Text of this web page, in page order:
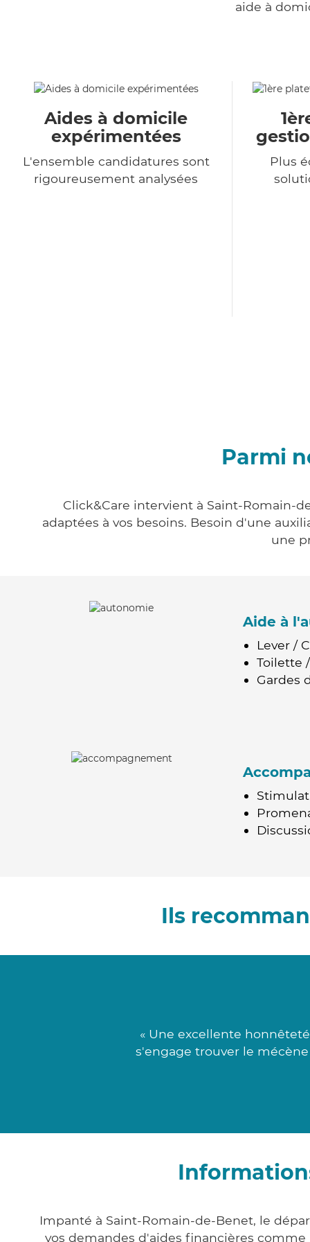
aide à
Aides à domicile
expérimentées
L'ensemble candidatures sont
rigoureusement analysées
Plus
Parmi
Click&Care intervient à Saint-Romain-
adaptées à vos besoins. Besoin d'une
une
Aide à
Lever /
Toilette
Gardes
Ils
« Une excellente
s'engage trouver le
Impanté à Saint-Romain-de-Benet, le
vos demandes d'aides financières comme